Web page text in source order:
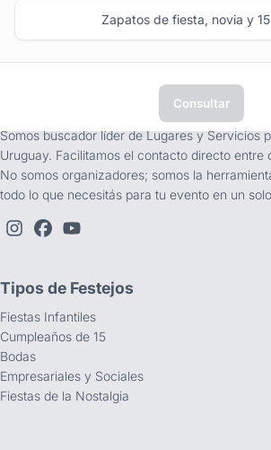
Zapatos de fiesta, novia y
Consultar
Somos buscador líder de Lugares y Servicios
Uruguay. Facilitamos el contacto directo entre
No somos organizadores; somos la
todo lo que necesitás para tu evento en un
Tipos de Festejos
Fiestas Infantiles
Cumpleaños de 15
Bodas
Empresariales y Sociales
Fiestas de la Nostalgia